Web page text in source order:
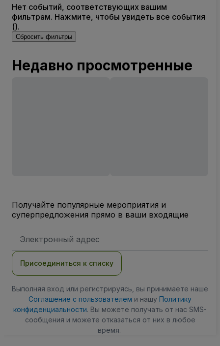
Нет событий, соответствующих вашим
фильтрам. Нажмите, чтобы увидеть все события
().
Сбросить фильтры
Недавно просмотренные
Получайте популярные мероприятия и
суперпредложения прямо в ваши входящие
электронной
Присоединиться к списку
Выполняя вход или регистрируясь, вы принимаете наше
Соглашение с пользователем и нашу Политику
конфиденциальности. Вы можете получать от нас SMS-
сообщения и можете отказаться от них в любое
время.